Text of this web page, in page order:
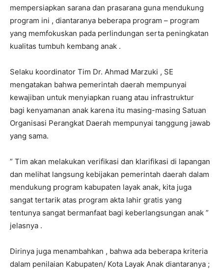
mempersiapkan sarana dan prasarana guna mendukung
program ini , diantaranya beberapa program – program
yang memfokuskan pada perlindungan serta peningkatan
kualitas tumbuh kembang anak .
Selaku koordinator Tim Dr. Ahmad Marzuki , SE
mengatakan bahwa pemerintah daerah mempunyai
kewajiban untuk menyiapkan ruang atau infrastruktur
bagi kenyamanan anak karena itu masing-masing Satuan
Organisasi Perangkat Daerah mempunyai tanggung jawab
yang sama.
” Tim akan melakukan verifikasi dan klarifikasi di lapangan
dan melihat langsung kebijakan pemerintah daerah dalam
mendukung program kabupaten layak anak, kita juga
sangat tertarik atas program akta lahir gratis yang
tentunya sangat bermanfaat bagi keberlangsungan anak ”
jelasnya .
Dirinya juga menambahkan , bahwa ada beberapa kriteria
dalam penilaian Kabupaten/ Kota Layak Anak diantaranya ;